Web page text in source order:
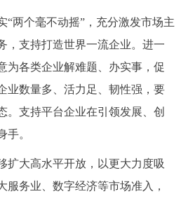
个毫不动摇”，充分激发市场主
，支持打造世界一流企业。进一
为各类企业解难题、办实事，促
业数量多、活力足、韧性强，要
。支持平台企业在引领发展、创
手。
大高水平开放，以更大力度吸
服务业、数字经济等市场准入，